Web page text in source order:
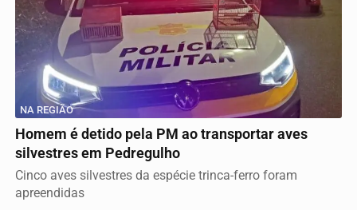
NA REGIÃO
Homem é detido pela PM ao transportar aves
silvestres em Pedregulho
Cinco aves silvestres da espécie trinca-ferro foram
apreendidas